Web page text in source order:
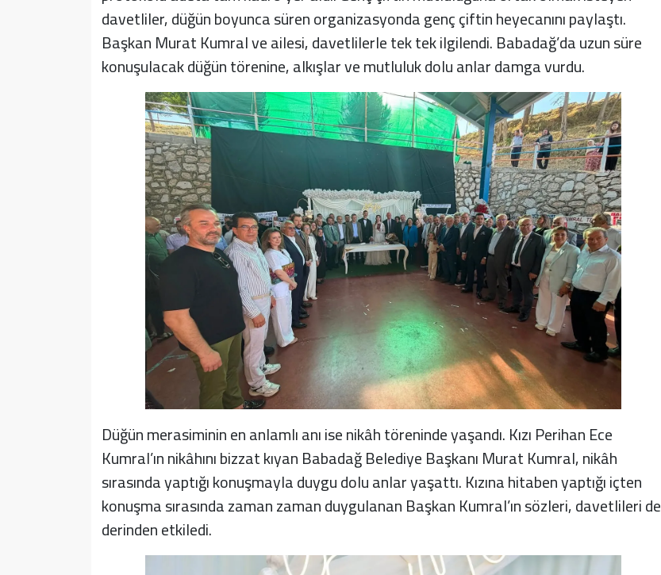
davetliler, düğün boyunca süren organizasyonda genç çiftin heyecanını paylaştı.
Başkan Murat Kumral ve ailesi, davetlilerle tek tek ilgilendi. Babadağ’da uzun süre
konuşulacak düğün törenine, alkışlar ve mutluluk dolu anlar damga vurdu.
Düğün merasiminin en anlamlı anı ise nikâh töreninde yaşandı. Kızı Perihan Ece
Kumral’ın nikâhını bizzat kıyan Babadağ Belediye Başkanı Murat Kumral, nikâh
sırasında yaptığı konuşmayla duygu dolu anlar yaşattı. Kızına hitaben yaptığı içten
konuşma sırasında zaman zaman duygulanan Başkan Kumral’ın sözleri, davetlileri de
derinden etkiledi.